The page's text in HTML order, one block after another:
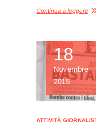
Continua a leggere
18
Novembre
2015
ATTIVITÀ